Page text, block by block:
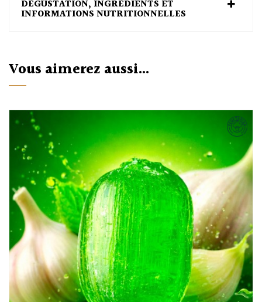
DÉGUSTATION, INGRÉDIENTS ET
INFORMATIONS NUTRITIONNELLES
Vous aimerez aussi...